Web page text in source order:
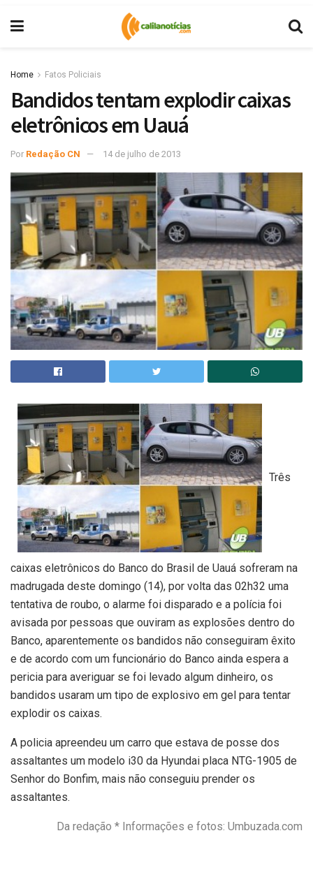
Home Fatos Policiais
Bandidos tentam explodir caixas
eletrônicos em Uauá
Por Redação CN 14 de julho de 2013
Três
caixas eletrônicos do Banco do Brasil de Uauá sofreram na
madrugada deste domingo (14), por volta das 02h32 uma
tentativa de roubo, o alarme foi disparado e a polícia foi
avisada por pessoas que ouviram as explosões dentro do
Banco, aparentemente os bandidos não conseguiram êxito
e de acordo com um funcionário do Banco ainda espera a
pericia para averiguar se foi levado algum dinheiro, os
bandidos usaram um tipo de explosivo em gel para tentar
explodir os caixas.
A policia apreendeu um carro que estava de posse dos
assaltantes um modelo i30 da Hyundai placa NTG-1905 de
Senhor do Bonfim, mais não conseguiu prender os
assaltantes.
Da redação * Informações e fotos: Umbuzada.com